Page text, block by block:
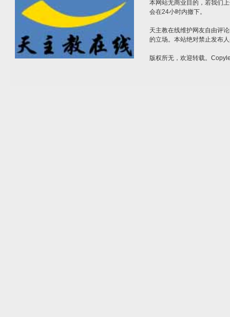
本网站无商业目的，若我们
会在24小时内撤下。
天主教在线维护网友自由评
的立场。本站绝对禁止发布
版权所无，欢迎转载。